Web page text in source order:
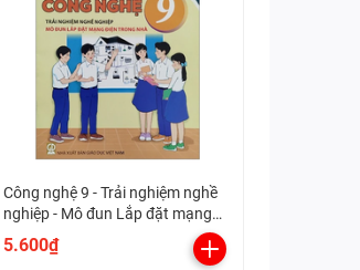
Công nghệ 9 - Trải nghiệm nghề
nghiệp - Mô đun Lắp đặt mạng
điện trong nhà (Kết nối tri thức
với cuộc sống)
5.600₫